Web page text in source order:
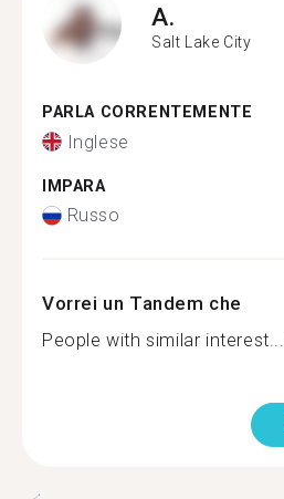
A.
Salt Lake City
PARLA CORRENTEMENTE
Inglese
IMPARA
Russo
Vorrei un Tandem che
People with similar interest...